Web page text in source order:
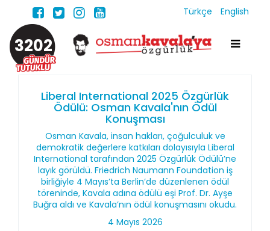
Türkçe English
3202
Liberal International 2025 Özgürlük
Ödülü: Osman Kavala'nın Ödül
Konuşması
Osman Kavala, insan hakları, çoğulculuk ve
demokratik değerlere katkıları dolayısıyla Liberal
International tarafından 2025 Özgürlük Ödülü’ne
layık görüldü. Friedrich Naumann Foundation iş
birliğiyle 4 Mayıs’ta Berlin’de düzenlenen ödül
töreninde, Kavala adına ödülü eşi Prof. Dr. Ayşe
Buğra aldı ve Kavala’nın ödül konuşmasını okudu.
4 Mayıs 2026